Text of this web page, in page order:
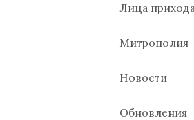
Лица
Митрополия
Новости
Обновления